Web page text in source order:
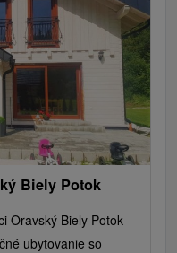
Biely Potok
Oravský Biely Potok
ubytovanie so